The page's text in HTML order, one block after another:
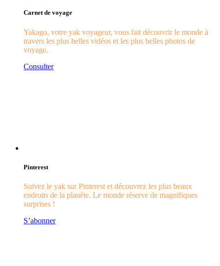
Carnet de voyage
Yakago, votre yak voyageur, vous fait découvrir le monde à
travers les plus belles vidéos et les plus belles photos de
voyage.
Consulter
Pinterest
Suivez le yak sur Pinterest et découvrez les plus beaux
endroits de la planète. Le monde réserve de magnifiques
surprises !
S’abonner